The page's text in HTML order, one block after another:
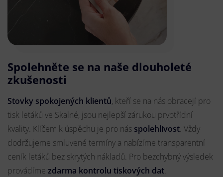
Spolehněte se na naše dlouholeté
zkušenosti
Stovky spokojených klientů, kteří se na nás obracejí pro
tisk letáků ve Skalné, jsou nejlepší zárukou prvotřídní
kvality. Klíčem k úspěchu je pro nás spolehlivost. Vždy
dodržujeme smluvené termíny a nabízíme transparentní
ceník letáků bez skrytých nákladů. Pro bezchybný výsledek
provádíme zdarma kontrolu tiskových dat.